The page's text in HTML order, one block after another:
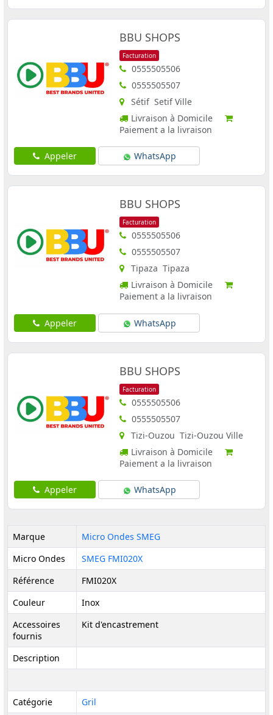
BBU SHOPS
Facturation
0555505506
0555505507
Sétif Setif Ville
Livraison à Domicile
Paiement a la livraison
Appeler WhatsApp
BBU SHOPS
Facturation
0555505506
0555505507
Tipaza Tipaza
Livraison à Domicile
Paiement a la livraison
Appeler WhatsApp
BBU SHOPS
Facturation
0555505506
0555505507
Tizi-Ouzou Tizi-Ouzou Ville
Livraison à Domicile
Paiement a la livraison
Appeler WhatsApp
Marque
Micro Ondes SMEG
Micro Ondes
SMEG FMI020X
Référence
FMI020X
Couleur
Inox
Accessoires
fournis
Kit d'encastrement
Description
Catégorie
Gril